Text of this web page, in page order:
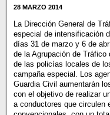
28 MARZO 2014
La Dirección General de
especial de intensificación
días 31 de marzo y 6 de
de la Agrupación de
de las policías locales de
campaña especial. Los
Guardia Civil aumentarán
con el objetivo de realizar
a conductores que circulen